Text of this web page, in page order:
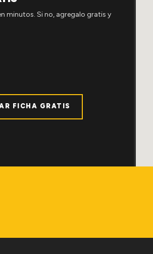
minutos. Si no, agregalo gratis y
FICHA GRATIS